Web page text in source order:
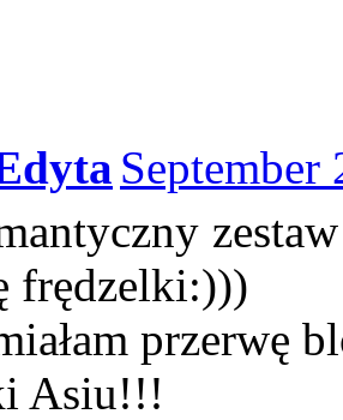
frędzelki:)))
przerwę
Asiu!!!